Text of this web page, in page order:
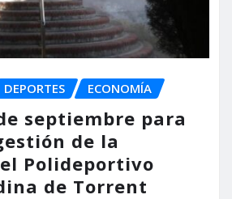
DEPORTES ECONOMÍA
septiembre para
de la
Polideportivo
de Torrent